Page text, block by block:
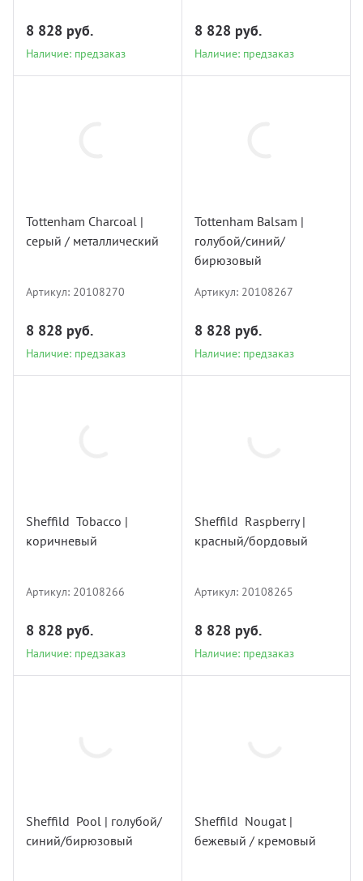
8 828 руб.
Наличие: предзаказ
8 828 руб.
Наличие: предзаказ
Tottenham Charcoal |
серый / металлический
Артикул: 20108270
8 828 руб.
Наличие: предзаказ
Наличие: предзаказ
Tottenham Balsam |
голубой/синий/
бирюзовый
Артикул: 20108267
8 828 руб.
Наличие: предзаказ
Наличие: предзаказ
Sheffild Tobacco |
коричневый
Артикул: 20108266
8 828 руб.
Наличие: предзаказ
Наличие: предзаказ
Sheffild Raspberry |
красный/бордовый
Артикул: 20108265
8 828 руб.
Наличие: предзаказ
Наличие: предзаказ
Sheffild Pool | голубой/
синий/бирюзовый
Наличие: предзаказ
Sheffild Nougat |
бежевый / кремовый
Наличие: предзаказ